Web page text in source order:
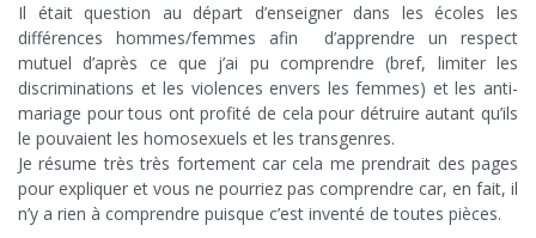
Il était question au départ d’enseigner dans les écoles les
différences hommes/femmes afin d’apprendre un respect
mutuel d’après ce que j’ai pu comprendre (bref, limiter les
discriminations et les violences envers les femmes) et les anti-
mariage pour tous ont profité de cela pour détruire autant qu’ils
le pouvaient les homosexuels et les transgenres.
Je résume très très fortement car cela me prendrait des pages
pour expliquer et vous ne pourriez pas comprendre car, en fait, il
n’y a rien à comprendre puisque c’est inventé de toutes pièces.